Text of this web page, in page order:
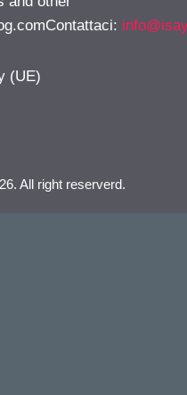
:
(UE)
All right reserverd.